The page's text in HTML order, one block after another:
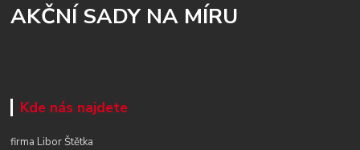
AKČNÍ SADY NA MÍRU
Kde nás najdete
firma Libor Štětka